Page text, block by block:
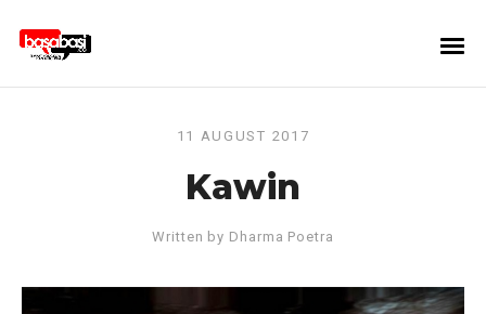
11 AUGUST 2017
Kawin
Written by Dharma Poetra